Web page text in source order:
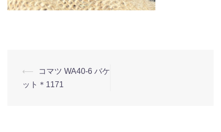
⟵
コマツ WA40-6 バケ
ット＊1171